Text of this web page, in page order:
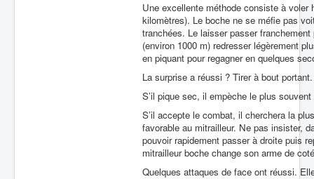
Une excellente méthode consiste à voler
kilomètres). Le boche ne se méfie pas
tranchées. Le laisser passer
(environ 1000 m) redresser légèrement
en piquant pour regagner en quelques
La surprise a réussi ? Tirer à bout
S’il pique sec, il empèche le plus
S’il accepte le combat, il cherchera la
favorable au mitrailleur. Ne pas insister,
pouvoir rapidement passer à droite puis
mitrailleur boche change son arme de
Quelques attaques de face ont réussi.